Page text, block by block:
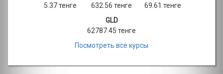
5.37 тенге
632.56 тенге
69.61 тенге
GLD
62787.45 тенге
Посмотреть все курсы